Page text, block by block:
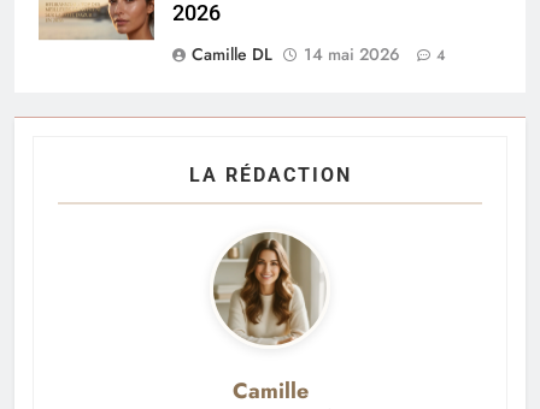
2026
Camille DL
14 mai 2026 4
LA RÉDACTION
Camille